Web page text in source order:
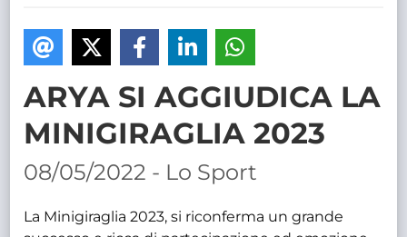
ARYA SI AGGIUDICA LA
MINIGIRAGLIA 2023
08/05/2022 - Lo Sport
La Minigiraglia 2023, si riconferma un grande